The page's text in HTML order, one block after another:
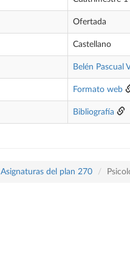
Ofertada
Castellano
Belén Pascual
Formato web
Bibliografía
Asignaturas del plan 270